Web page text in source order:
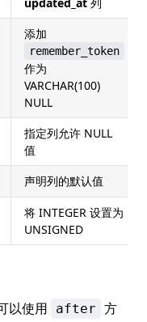
添加
remember_token
作为
VARCHAR(100)
NULL
指定列允许 NULL
值
声明列的默认值
将 INTEGER 设置为
UNSIGNED
以使用 after 方